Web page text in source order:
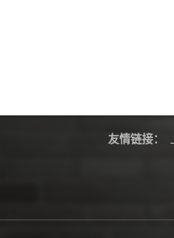
友情链接：